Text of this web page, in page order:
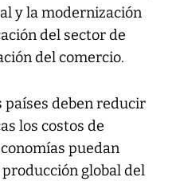
y la modernización
del sector de
del comercio.
países deben reducir
los costos de
puedan
global del